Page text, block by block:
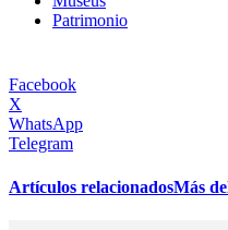
Patrimonio
Facebook
X
WhatsApp
Telegram
Artículos relacionadosMás